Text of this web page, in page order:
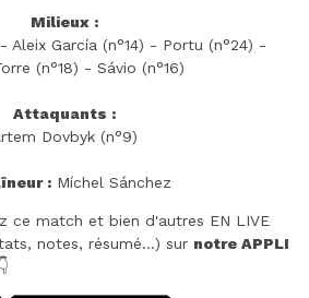
Milieux :
Aleix García (n°14) - Portu (n°24) -
(n°18) - Sávio (n°16)
Attaquants :
Dovbyk (n°9)
: Míchel Sánchez
ce match et bien d'autres EN LIVE
notes, résumé...) sur notre APPLI